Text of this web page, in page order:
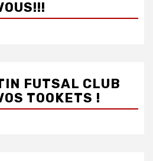
FUTSAL CLUB
TOOKETS !